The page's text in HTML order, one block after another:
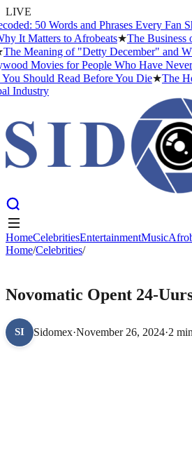
LIVE
50 Words and Phrases Every Fan
Matters to Afrobeats★The Business of
of "Detty December" and Why
Movies for People Who Have Never
Read Before You Die★The
HomeCelebritiesEntertainment
HomeCelebritiesEntertainmentMusic
Home/Celebrities/
Novomatic Opent 24-
SI Sidomex·November 26, 2024·2